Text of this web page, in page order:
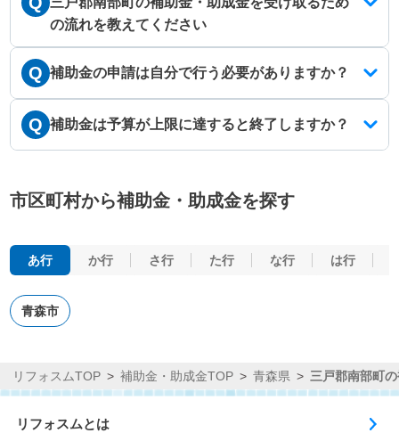
の流れを教えてください
Q 補助金の申請は自分で行う必要がありますか？
Q 補助金は予算が上限に達すると終了しますか？
市区町村から補助金・助成金を探す
あ行 か行 さ行 た行 な行 は行
青森市
リフォスムTOP 補助金・助成金TOP 青森県 三戸郡南部町
リフォスムとは